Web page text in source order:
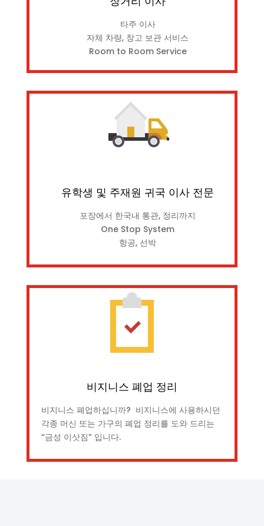
타주 이사
자체 차량, 창고 보관 서비스
Room to Room Service
유학생 및 주재원 귀국 이사 전문
포장에서 한국내 통관, 정리까지
One Stop System
항공, 선박
비지니스 폐업 정리
비지니스 폐업하십니까? 비지니스에 사용하시던
각종 머신 또는 가구의 폐업 정리를 도와 드리는
“금성 이삿짐” 입니다.